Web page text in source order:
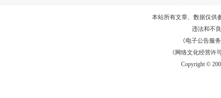
本站所有文章、数据仅供
违法和不
《电子公告服务
《网络文化经营许
Copyright ©